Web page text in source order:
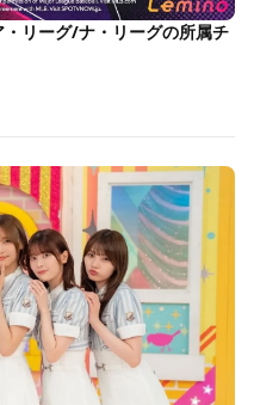
リーグ/ナ・リーグの所属チ